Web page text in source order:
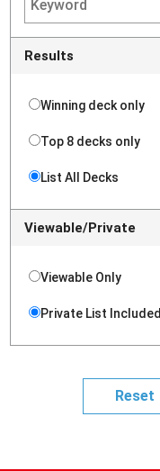
Results
Winning deck only
Top 8 decks only
List All Decks
Viewable/Private
Viewable Only
Private List Included